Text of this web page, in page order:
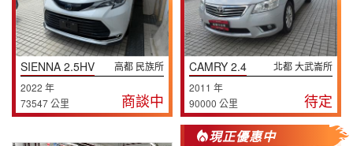
SIENNA 2.5HV
高都 民族所
2022 年
73547 公里
商談中
CAMRY 2.4
北都 大武崙所
2011 年
90000 公里
待定
現正優惠中